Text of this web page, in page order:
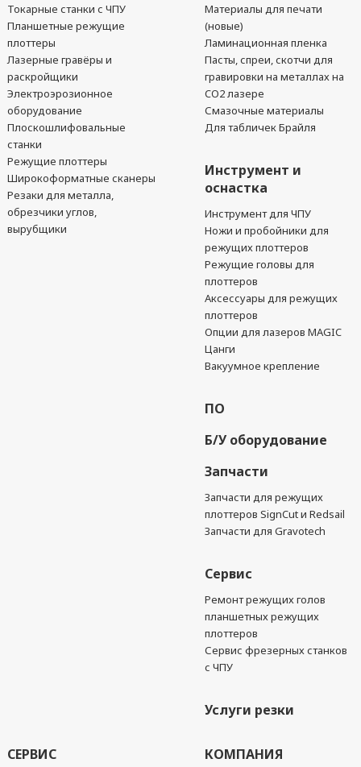
Токарные станки с ЧПУ
Планшетные режущие
плоттеры
Лазерные гравёры и
раскройщики
Электроэрозионное
оборудование
Плоскошлифовальные
станки
Режущие плоттеры
Широкоформатные сканеры
Резаки для металла,
обрезчики углов,
вырубщики
Материалы для печати
(новые)
Ламинационная пленка
Пасты, спреи, скотчи для
гравировки на металлах на
CO2 лазере
Смазочные материалы
Для табличек Брайля
Инструмент и
оснастка
Инструмент для ЧПУ
Ножи и пробойники для
режущих плоттеров
Режущие головы для
плоттеров
Аксессуары для режущих
плоттеров
Опции для лазеров MAGIC
Цанги
Вакуумное крепление
ПО
Б/У оборудование
Запчасти
Запчасти для режущих
плоттеров SignCut и Redsail
Запчасти для Gravotech
Сервис
Ремонт режущих голов
планшетных режущих
плоттеров
Сервис фрезерных станков
с ЧПУ
Услуги резки
СЕРВИС КОМПАНИЯ